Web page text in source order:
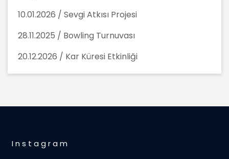
10.01.2026 / Sevgi Atkısı Projesi
28.11.2025 / Bowling Turnuvası
20.12.2026 / Kar Küresi Etkinliği
I n s t a g r a m